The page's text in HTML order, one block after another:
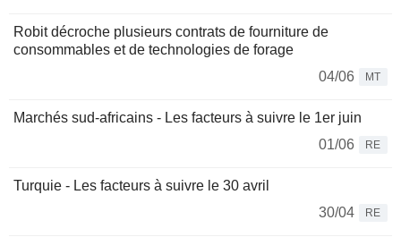
Robit décroche plusieurs contrats de fourniture de
consommables et de technologies de forage
04/06
MT
Marchés sud-africains - Les facteurs à suivre le 1er juin
01/06
RE
Turquie - Les facteurs à suivre le 30 avril
30/04
RE